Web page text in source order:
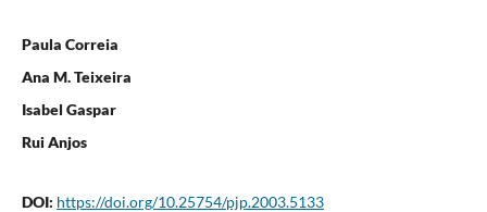
Paula Correia
Ana M. Teixeira
Isabel Gaspar
Rui Anjos
DOI: https://doi.org/10.25754/pjp.2003.5133